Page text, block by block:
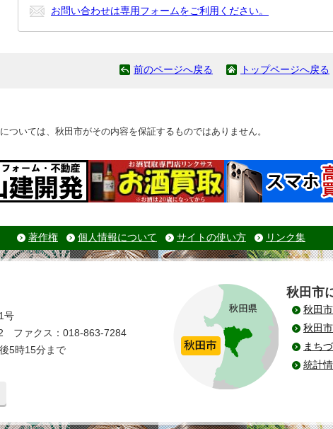
お問い合わせは専用フォームをご利用ください。
前のページへ戻る トップページへ戻る
ついては、秋田市がその内容を保証するものではありません。
著作権 個人情報について サイトの使い方 リンク集
号
ファクス：018-863-7284
5時15分まで
秋田市
秋田
秋田
まち
統計